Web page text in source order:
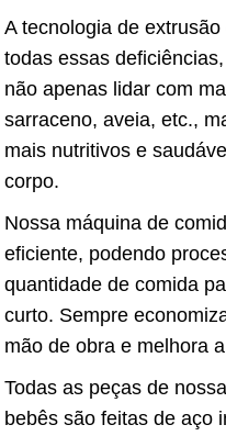
A tecnologia de
todas essas
não apenas lidar com
sarraceno, aveia, etc.,
mais nutritivos e
corpo.
Nossa máquina de
eficiente, podendo
quantidade de comida
curto. Sempre
mão de obra e melhora
Todas as peças de
bebês são feitas de aço